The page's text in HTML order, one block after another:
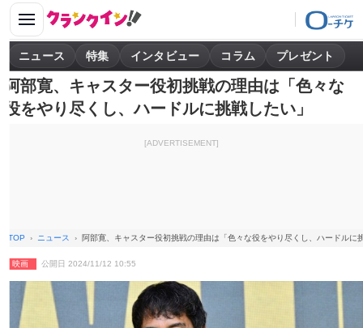
ニュース 特集 インタビュー コラム プレゼント
阿部寛、キャスター役初挑戦の理由は「色々な
役をやり尽くし、ハードルに挑戦したい」
[ADVERTISEMENT]
TOP ニュース 阿部寛、キャスター役初挑戦の理由は「色々な役をやり尽くし、ハードルに
映画 公開日 2024/11/12 10:55